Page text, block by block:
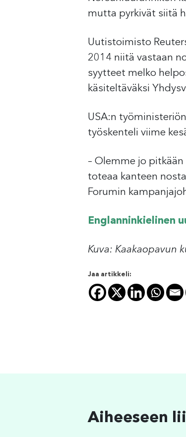
mutta pyrkivät siitä
Uutistoimisto
2014 niitä vastaan
syytteet melko
käsiteltäväksi
USA:n
työskenteli viime
– Olemme jo
toteaa kanteen
Forumin
Englanninkielinen
Kuva: Kaakaopavun
Jaa artikkeli:
Aiheeseen